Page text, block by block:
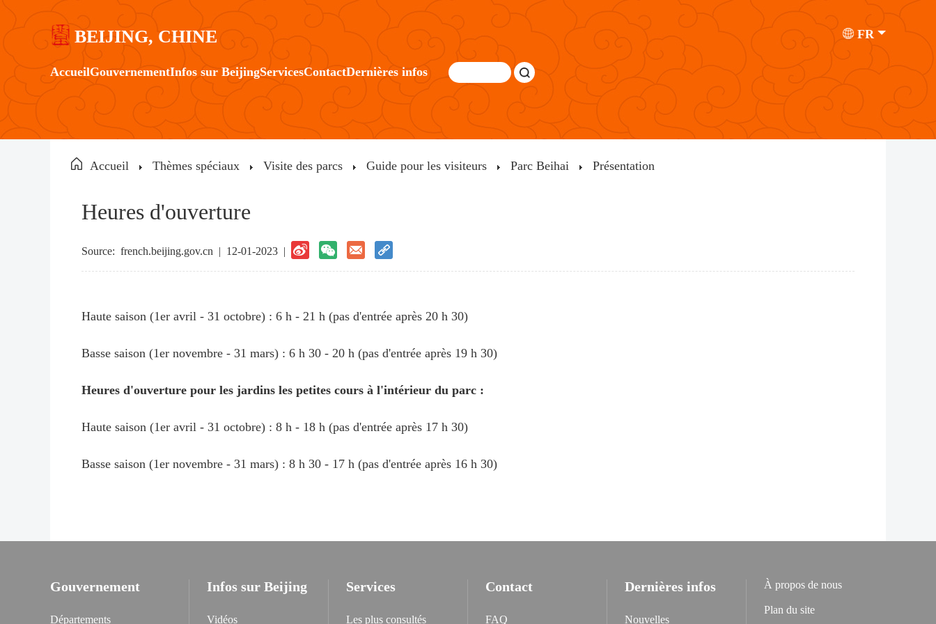
BEIJING, CHINE FR
AccueilGouvernementInfos sur BeijingServicesContactDernières infos
Accueil Thèmes spéciaux Visite des parcs Guide pour les visiteurs Parc Beihai Présentation
Heures d'ouverture
Source: french.beijing.gov.cn | 12-01-2023 |
Haute saison (1er avril - 31 octobre) : 6 h - 21 h (pas d'entrée après 20 h 30)
Basse saison (1er novembre - 31 mars) : 6 h 30 - 20 h (pas d'entrée après 19 h 30)
Heures d'ouverture pour les jardins les petites cours à l'intérieur du parc :
Haute saison (1er avril - 31 octobre) : 8 h - 18 h (pas d'entrée après 17 h 30)
Basse saison (1er novembre - 31 mars) : 8 h 30 - 17 h (pas d'entrée après 16 h 30)
Gouvernement
Départements
Infos sur Beijing
Vidéos
Services
Les plus consultés
Contact
FAQ
Dernières infos
Nouvelles
À propos de nous
Plan du site